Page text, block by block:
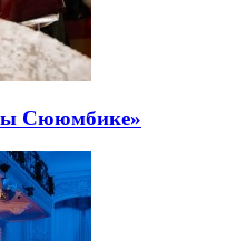
Сююмбике»